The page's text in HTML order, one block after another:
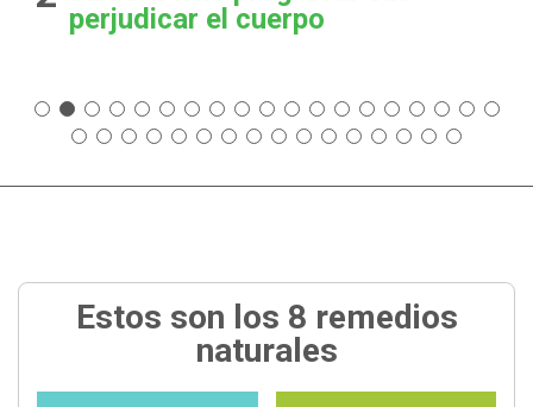
perjudicar el cuerpo
Estos son los 8 remedios
naturales